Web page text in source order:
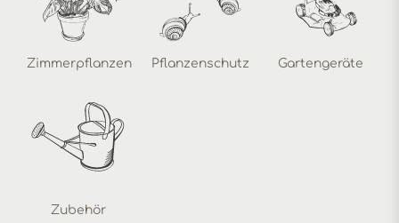
Zimmerpflanzen Pflanzenschutz Gartengeräte
Zubehör